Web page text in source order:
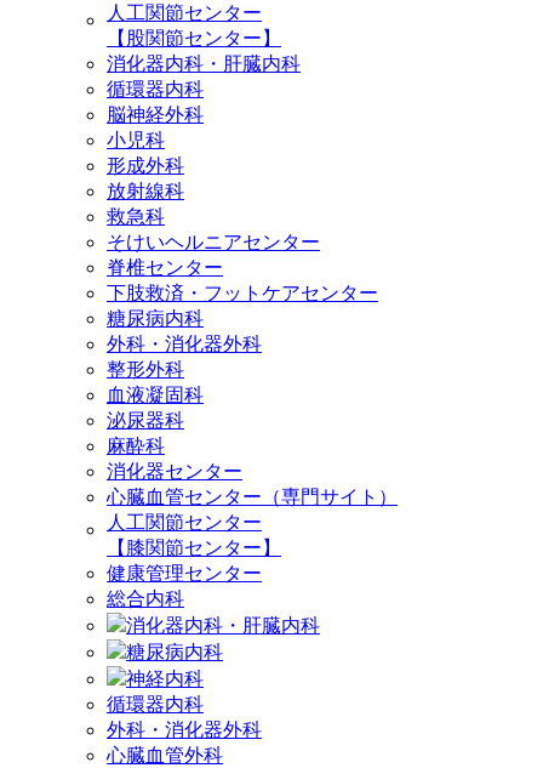
人工関節センター
【股関節センター】
消化器内科・肝臓内科
循環器内科
脳神経外科
小児科
形成外科
放射線科
救急科
そけいヘルニアセンター
脊椎センター
下肢救済・フットケアセンター
糖尿病内科
外科・消化器外科
整形外科
血液凝固科
泌尿器科
麻酔科
消化器センター
心臓血管センター（専門サイト）
人工関節センター
【膝関節センター】
健康管理センター
総合内科
消化器内科・肝臓内科
糖尿病内科
神経内科
循環器内科
外科・消化器外科
心臓血管外科